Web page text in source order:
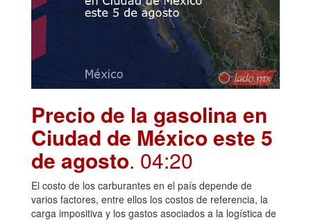
Precio de la gasolina en
Ciudad de México este 5
de agosto. 04:20
El costo de los carburantes en el país depende de
varios factores, entre ellos los costos de referencia, la
carga impositiva y los gastos asociados a la logística de